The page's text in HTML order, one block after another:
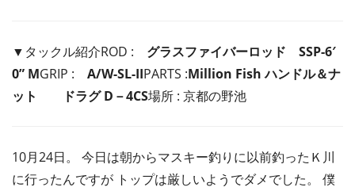
▼タックル紹介ROD : グラスファイバーロッド SSP-6′
0” MGRIP : A/W-SL-IIPARTS :Million Fish ハンドル＆ナ
ット ドラグ D－4CS場所 : 京都の野池
10月24日。 今日は朝からマスキー釣りに以前釣ったＫ川
に行ったんですが トップは厳しいようでダメでした。 僕